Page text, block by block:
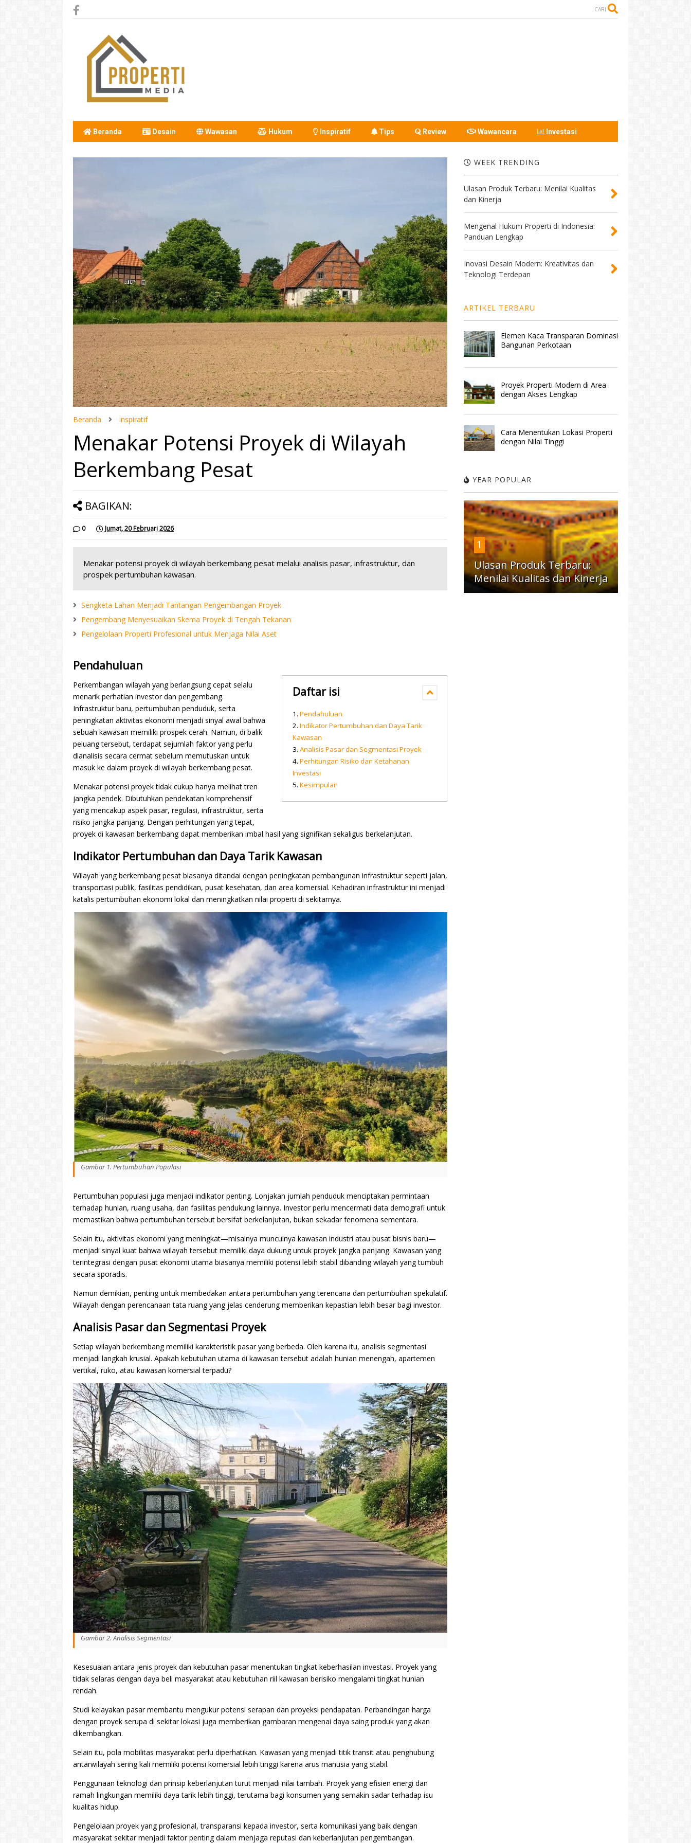
CARI
Beranda Desain Wawasan Hukum Inspiratif Tips Review Wawancara Investasi
Beranda inspiratif
Menakar Potensi Proyek di Wilayah
Berkembang Pesat
BAGIKAN:
0 Jumat, 20 Februari 2026
Menakar potensi proyek di wilayah berkembang pesat melalui analisis pasar, infrastruktur, dan
prospek pertumbuhan kawasan.
Sengketa Lahan Menjadi Tantangan Pengembangan Proyek
Pengembang Menyesuaikan Skema Proyek di Tengah Tekanan
Pengelolaan Properti Profesional untuk Menjaga Nilai Aset
Daftar isi
Pendahuluan
Indikator Pertumbuhan dan Daya Tarik
Kawasan
Analisis Pasar dan Segmentasi Proyek
Perhitungan Risiko dan Ketahanan
Investasi
Kesimpulan
Pendahuluan
Perkembangan wilayah yang berlangsung cepat selalu
menarik perhatian investor dan pengembang.
Infrastruktur baru, pertumbuhan penduduk, serta
peningkatan aktivitas ekonomi menjadi sinyal awal bahwa
sebuah kawasan memiliki prospek cerah. Namun, di balik
peluang tersebut, terdapat sejumlah faktor yang perlu
dianalisis secara cermat sebelum memutuskan untuk
masuk ke dalam proyek di wilayah berkembang pesat.
Menakar potensi proyek tidak cukup hanya melihat tren
jangka pendek. Dibutuhkan pendekatan komprehensif
yang mencakup aspek pasar, regulasi, infrastruktur, serta
risiko jangka panjang. Dengan perhitungan yang tepat,
proyek di kawasan berkembang dapat memberikan imbal hasil yang signifikan sekaligus berkelanjutan.
Indikator Pertumbuhan dan Daya Tarik Kawasan
Wilayah yang berkembang pesat biasanya ditandai dengan peningkatan pembangunan infrastruktur seperti jalan,
transportasi publik, fasilitas pendidikan, pusat kesehatan, dan area komersial. Kehadiran infrastruktur ini menjadi
katalis pertumbuhan ekonomi lokal dan meningkatkan nilai properti di sekitarnya.
Gambar 1. Pertumbuhan Populasi
Pertumbuhan populasi juga menjadi indikator penting. Lonjakan jumlah penduduk menciptakan permintaan
terhadap hunian, ruang usaha, dan fasilitas pendukung lainnya. Investor perlu mencermati data demografi untuk
memastikan bahwa pertumbuhan tersebut bersifat berkelanjutan, bukan sekadar fenomena sementara.
Selain itu, aktivitas ekonomi yang meningkat—misalnya munculnya kawasan industri atau pusat bisnis baru—
menjadi sinyal kuat bahwa wilayah tersebut memiliki daya dukung untuk proyek jangka panjang. Kawasan yang
terintegrasi dengan pusat ekonomi utama biasanya memiliki potensi lebih stabil dibanding wilayah yang tumbuh
secara sporadis.
Namun demikian, penting untuk membedakan antara pertumbuhan yang terencana dan pertumbuhan spekulatif.
Wilayah dengan perencanaan tata ruang yang jelas cenderung memberikan kepastian lebih besar bagi investor.
Analisis Pasar dan Segmentasi Proyek
Setiap wilayah berkembang memiliki karakteristik pasar yang berbeda. Oleh karena itu, analisis segmentasi
menjadi langkah krusial. Apakah kebutuhan utama di kawasan tersebut adalah hunian menengah, apartemen
vertikal, ruko, atau kawasan komersial terpadu?
Gambar 2. Analisis Segmentasi
Kesesuaian antara jenis proyek dan kebutuhan pasar menentukan tingkat keberhasilan investasi. Proyek yang
tidak selaras dengan daya beli masyarakat atau kebutuhan riil kawasan berisiko mengalami tingkat hunian
rendah.
Studi kelayakan pasar membantu mengukur potensi serapan dan proyeksi pendapatan. Perbandingan harga
dengan proyek serupa di sekitar lokasi juga memberikan gambaran mengenai daya saing produk yang akan
dikembangkan.
Selain itu, pola mobilitas masyarakat perlu diperhatikan. Kawasan yang menjadi titik transit atau penghubung
antarwilayah sering kali memiliki potensi komersial lebih tinggi karena arus manusia yang stabil.
Penggunaan teknologi dan prinsip keberlanjutan turut menjadi nilai tambah. Proyek yang efisien energi dan
ramah lingkungan memiliki daya tarik lebih tinggi, terutama bagi konsumen yang semakin sadar terhadap isu
kualitas hidup.
Pengelolaan proyek yang profesional, transparansi kepada investor, serta komunikasi yang baik dengan
masyarakat sekitar menjadi faktor penting dalam menjaga reputasi dan keberlanjutan pengembangan.
WEEK TRENDING
Ulasan Produk Terbaru: Menilai Kualitas
dan Kinerja
Mengenal Hukum Properti di Indonesia:
Panduan Lengkap
Inovasi Desain Modern: Kreativitas dan
Teknologi Terdepan
ARTIKEL TERBARU
Elemen Kaca Transparan Dominasi
Bangunan Perkotaan
Proyek Properti Modern di Area
dengan Akses Lengkap
Cara Menentukan Lokasi Properti
dengan Nilai Tinggi
YEAR POPULAR
1
Ulasan Produk Terbaru:
Menilai Kualitas dan Kinerja